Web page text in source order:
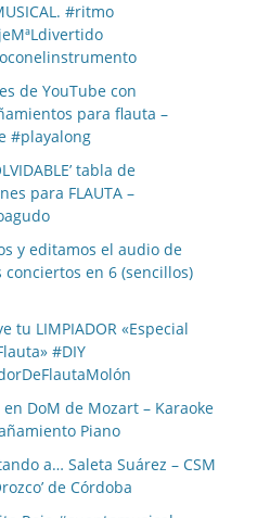
#ritmo
de YouTube con
para flauta –
#playalong
tabla de
para FLAUTA –
y editamos el audio de
conciertos en 6 (sencillos)
tu LIMPIADOR «Especial
#DIY
DoM de Mozart – Karaoke
Piano
a… Saleta Suárez – CSM
de Córdoba